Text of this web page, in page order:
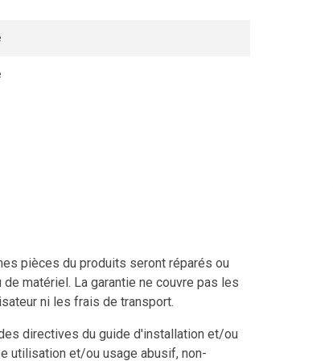
pièces du produits seront réparés ou
matériel. La garantie ne couvre pas les
ni les frais de transport.
directives du guide d'installation et/ou
utilisation et/ou usage abusif, non-